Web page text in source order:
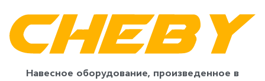
Навесное оборудование, произведенное в